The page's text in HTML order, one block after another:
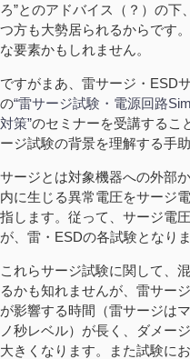
ろ”とのアドバイス（？）の
つ方も大勢居られるからです
な要素かもしれません。
ですがまあ、雷サージ・ESD
の“雷サージ試験・電源回路
対策”のセミナーを受講するこ
ージ試験の背景を理解する手
サージとは対象機器への外部
内に生じる異常電圧をサージ
指します。従って、サージ電
が、雷・ESDの各試験となりま
これらサージ試験に関して、
るかも知れませんが、雷サー
が影響する時間（雷サージは
ノ秒レベル）が長く、ダメー
大きくなります。また試験に